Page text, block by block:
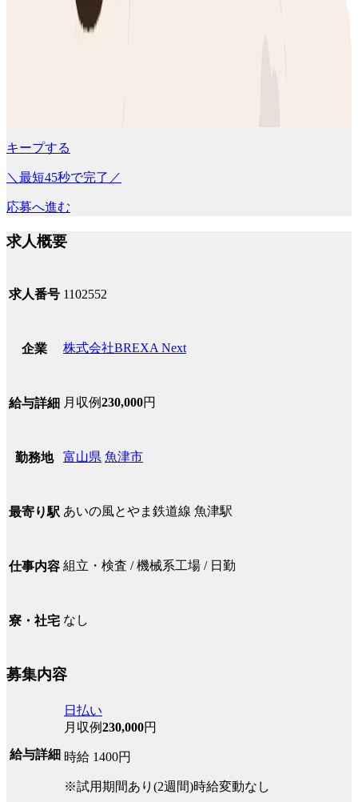
キープする
＼最短45秒で完了／
応募へ進む
求人概要
求人番号 1102552
企業 株式会社BREXA Next
給与詳細 月収例230,000円
勤務地 富山県 魚津市
最寄り駅 あいの風とやま鉄道線 魚津駅
仕事内容 組立・検査 / 機械系工場 / 日勤
寮・社宅 なし
募集内容
給与詳細
日払い
月収例230,000円
時給 1400円
※試用期間あり(2週間)時給変動なし